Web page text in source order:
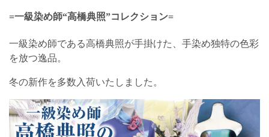
=一級染め師“高橋典照”コレクション=
一級染め師である高橋典照が手掛けた、手染め独特の色彩
を放つ逸品。
冬の新作を多数入荷いたしました。